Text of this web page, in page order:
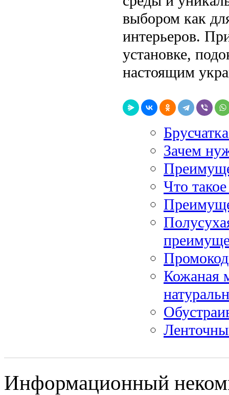
выбором как
интерьеров.
установке,
настоящим
Зачем
Что
Кожаная
Информационный